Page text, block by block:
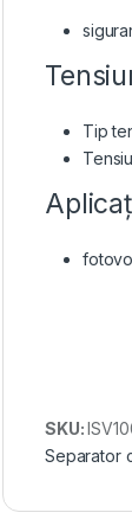
Tip
SKU:
Separator